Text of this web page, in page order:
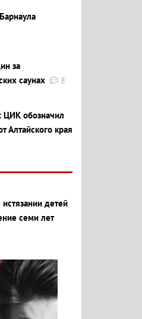
за
саунах
8
ЦИК обозначил
Алтайского края
детей
семи лет